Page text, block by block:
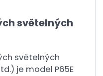
světelných
světelných
je model P65E